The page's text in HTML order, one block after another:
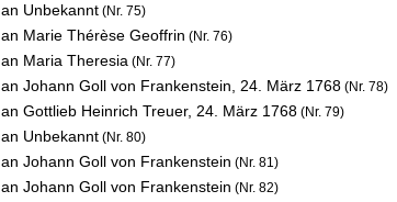
Unbekannt (Nr. 75)
Marie Thérèse Geoffrin (Nr. 76)
Maria Theresia (Nr. 77)
Johann Goll von Frankenstein, 24. März 1768 (Nr. 78)
Gottlieb Heinrich Treuer, 24. März 1768 (Nr. 79)
Unbekannt (Nr. 80)
Johann Goll von Frankenstein (Nr. 81)
Johann Goll von Frankenstein (Nr. 82)